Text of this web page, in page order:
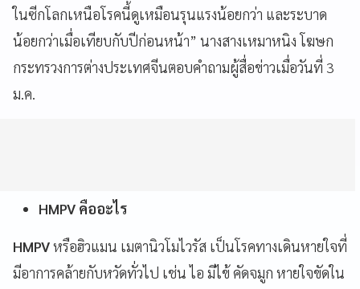
ในซีกโลกเหนือโรคนี้ดูเหมือนรุนแรงน้อยกว่า และระบาด
น้อยกว่าเมื่อเทียบกับปีก่อนหน้า” นางสางเหมาหนิง โฆษก
กระทรวงการต่างประเทศจีนตอบคำถามผู้สื่อข่าวเมื่อวันที่ 3
ม.ค.
HMPV คืออะไร
HMPVหรือฮิวแมน เมตานิวโมไวรัส เป็นโรคทางเดินหายใจที่
มีอาการคล้ายกับหวัดทั่วไป เช่น ไอ มีไข้ คัดจมูก หายใจขัดใน